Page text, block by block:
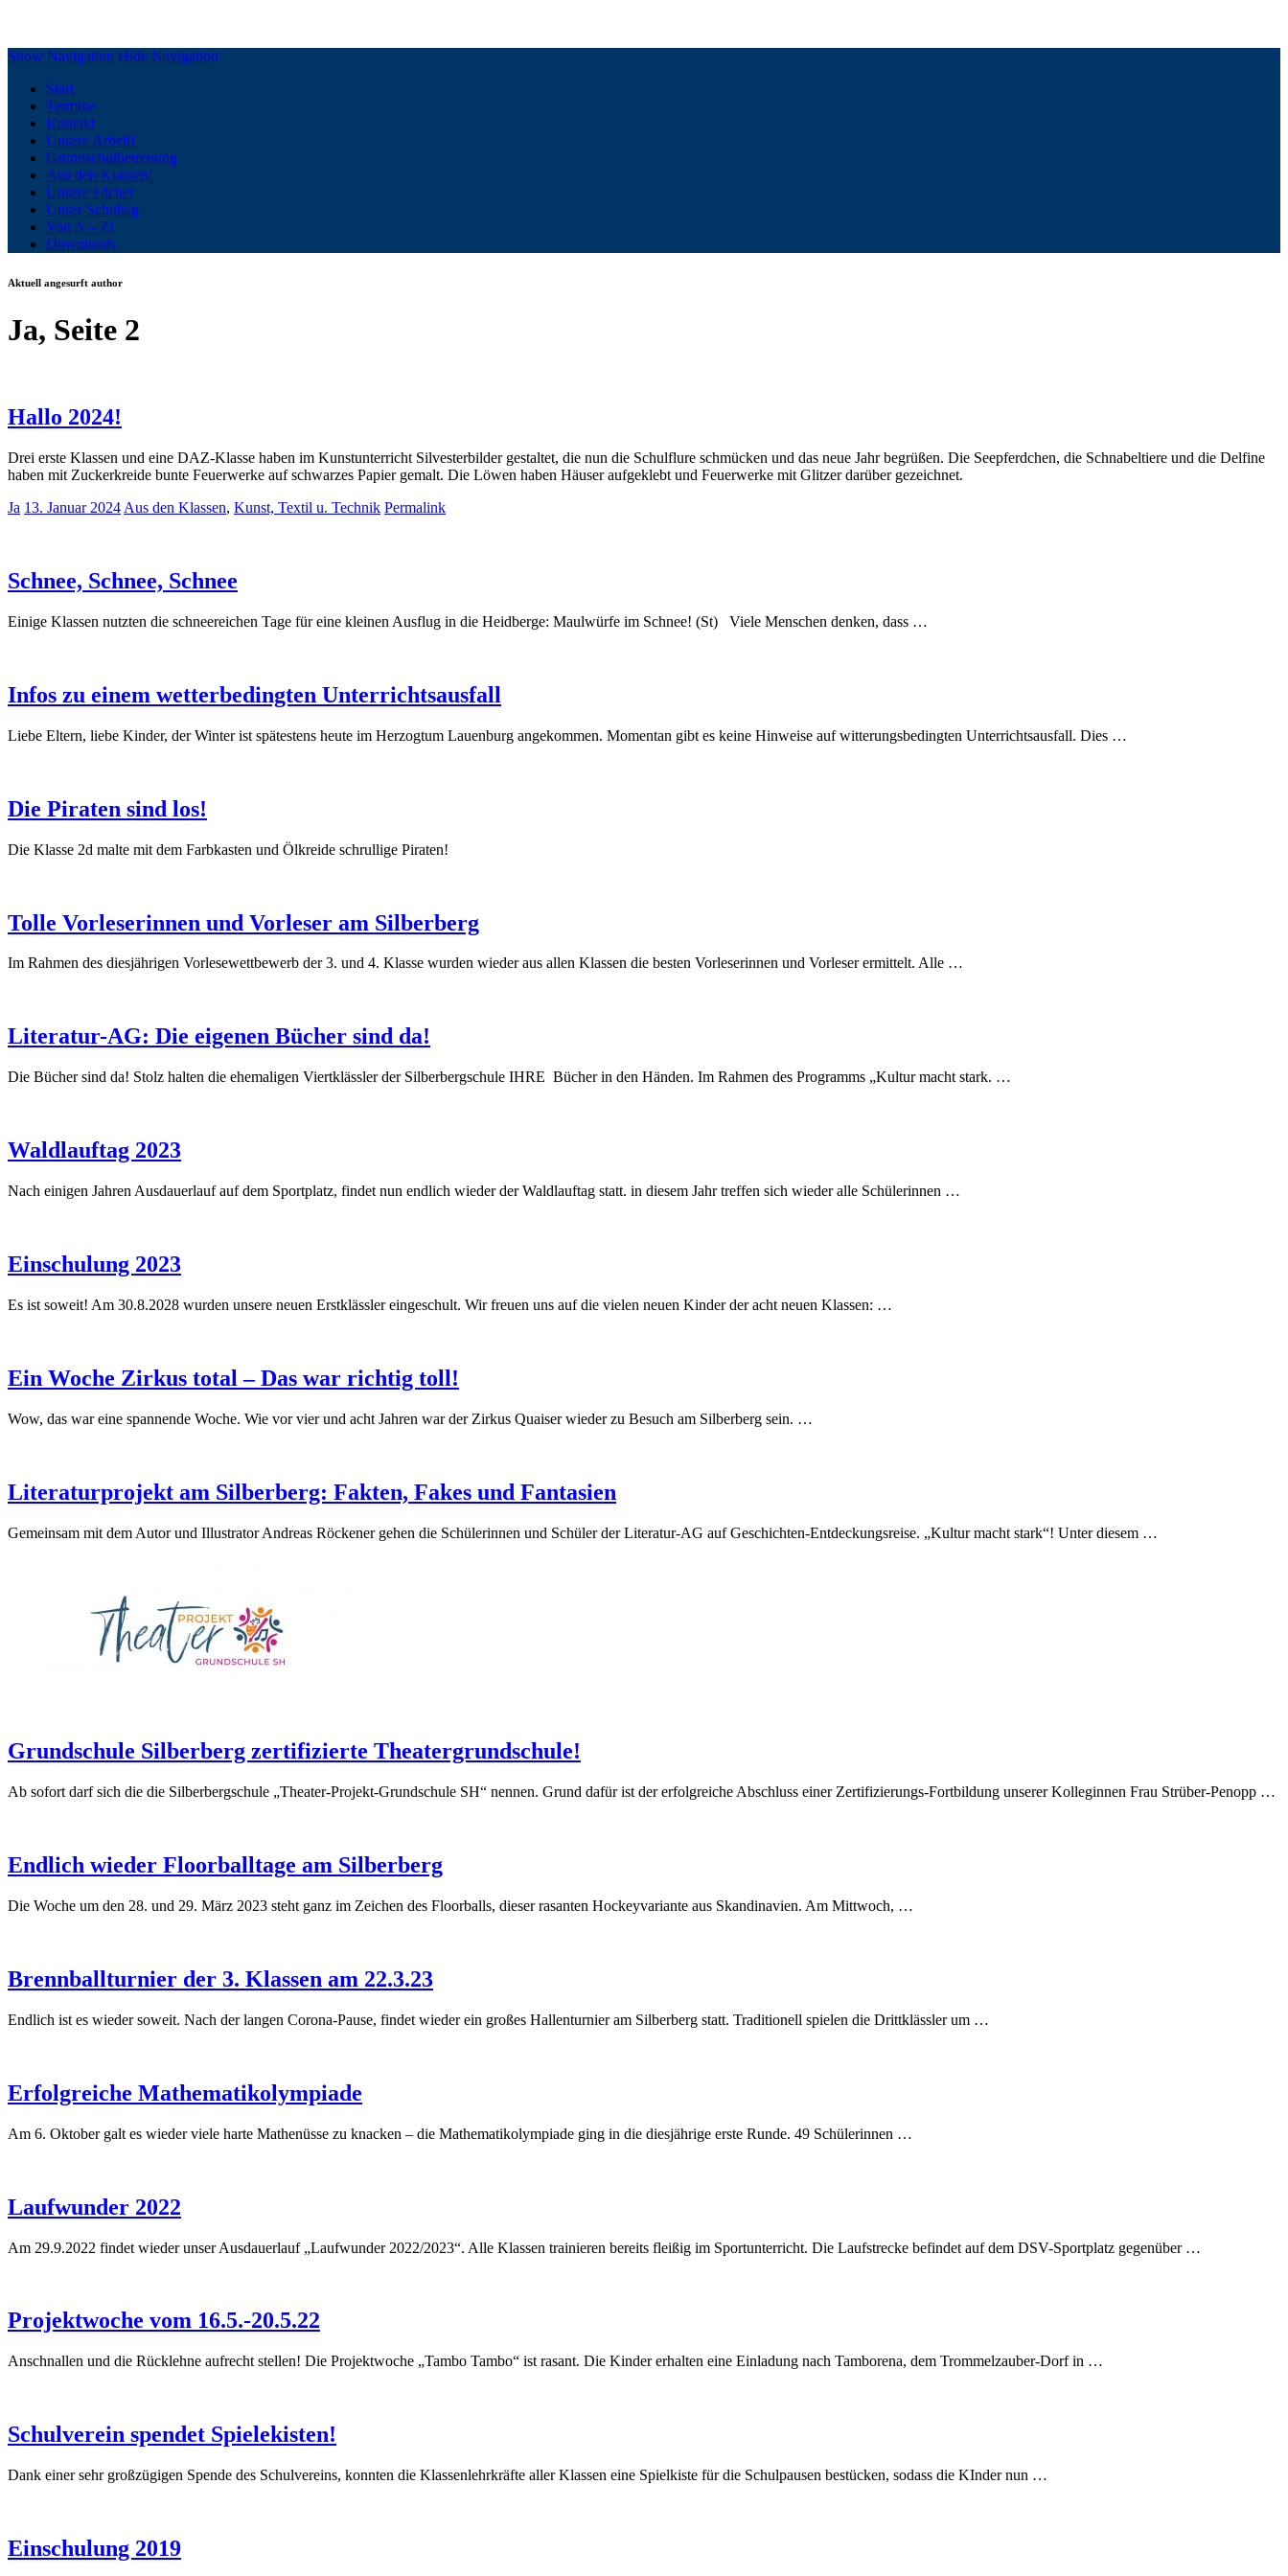
Show Navigation Hide Navigation
Start
Termine
Kontakt
Unsere Arbeit!
Grundschulbetreuung
Aus den Klassen!
Unsere Fächer
Unser Schultag
Von A – Z!
Downloads
Aktuell angesurft author
Ja, Seite 2
Hallo 2024!
Drei erste Klassen und eine DAZ-Klasse haben im Kunstunterricht Silvesterbilder gestaltet, die nun die Schulflure schmücken und das neue Jahr begrüßen. Die Seepferdchen, die Schnabeltiere und die Delfine
haben mit Zuckerkreide bunte Feuerwerke auf schwarzes Papier gemalt. Die Löwen haben Häuser aufgeklebt und Feuerwerke mit Glitzer darüber gezeichnet.
Ja 13. Januar 2024 Aus den Klassen, Kunst, Textil u. Technik Permalink
Schnee, Schnee, Schnee
Einige Klassen nutzten die schneereichen Tage für eine kleinen Ausflug in die Heidberge: Maulwürfe im Schnee! (St) Viele Menschen denken, dass …
Infos zu einem wetterbedingten Unterrichtsausfall
Liebe Eltern, liebe Kinder, der Winter ist spätestens heute im Herzogtum Lauenburg angekommen. Momentan gibt es keine Hinweise auf witterungsbedingten Unterrichtsausfall. Dies …
Die Piraten sind los!
Die Klasse 2d malte mit dem Farbkasten und Ölkreide schrullige Piraten!
Tolle Vorleserinnen und Vorleser am Silberberg
Im Rahmen des diesjährigen Vorlesewettbewerb der 3. und 4. Klasse wurden wieder aus allen Klassen die besten Vorleserinnen und Vorleser ermittelt. Alle …
Literatur-AG: Die eigenen Bücher sind da!
Die Bücher sind da! Stolz halten die ehemaligen Viertklässler der Silberbergschule IHRE Bücher in den Händen. Im Rahmen des Programms „Kultur macht stark. …
Waldlauftag 2023
Nach einigen Jahren Ausdauerlauf auf dem Sportplatz, findet nun endlich wieder der Waldlauftag statt. in diesem Jahr treffen sich wieder alle Schülerinnen …
Einschulung 2023
Es ist soweit! Am 30.8.2028 wurden unsere neuen Erstklässler eingeschult. Wir freuen uns auf die vielen neuen Kinder der acht neuen Klassen: …
Ein Woche Zirkus total – Das war richtig toll!
Wow, das war eine spannende Woche. Wie vor vier und acht Jahren war der Zirkus Quaiser wieder zu Besuch am Silberberg sein. …
Literaturprojekt am Silberberg: Fakten, Fakes und Fantasien
Gemeinsam mit dem Autor und Illustrator Andreas Röckener gehen die Schülerinnen und Schüler der Literatur-AG auf Geschichten-Entdeckungsreise. „Kultur macht stark“! Unter diesem …
Grundschule Silberberg zertifizierte Theatergrundschule!
Ab sofort darf sich die die Silberbergschule „Theater-Projekt-Grundschule SH“ nennen. Grund dafür ist der erfolgreiche Abschluss einer Zertifizierungs-Fortbildung unserer Kolleginnen Frau Strüber-Penopp …
Endlich wieder Floorballtage am Silberberg
Die Woche um den 28. und 29. März 2023 steht ganz im Zeichen des Floorballs, dieser rasanten Hockeyvariante aus Skandinavien. Am Mittwoch, …
Brennballturnier der 3. Klassen am 22.3.23
Endlich ist es wieder soweit. Nach der langen Corona-Pause, findet wieder ein großes Hallenturnier am Silberberg statt. Traditionell spielen die Drittklässler um …
Erfolgreiche Mathematikolympiade
Am 6. Oktober galt es wieder viele harte Mathenüsse zu knacken – die Mathematikolympiade ging in die diesjährige erste Runde. 49 Schülerinnen …
Laufwunder 2022
Am 29.9.2022 findet wieder unser Ausdauerlauf „Laufwunder 2022/2023“. Alle Klassen trainieren bereits fleißig im Sportunterricht. Die Laufstrecke befindet auf dem DSV-Sportplatz gegenüber …
Projektwoche vom 16.5.-20.5.22
Anschnallen und die Rücklehne aufrecht stellen! Die Projektwoche „Tambo Tambo“ ist rasant. Die Kinder erhalten eine Einladung nach Tamborena, dem Trommelzauber-Dorf in …
Schulverein spendet Spielekisten!
Dank einer sehr großzügigen Spende des Schulvereins, konnten die Klassenlehrkräfte aller Klassen eine Spielkiste für die Schulpausen bestücken, sodass die KInder nun …
Einschulung 2019